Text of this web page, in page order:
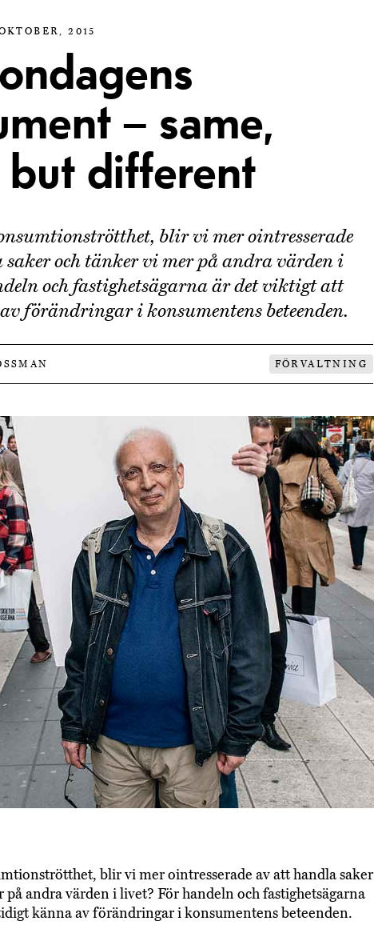
2015
– same,
but different
blir vi mer ointresserade
och tänker vi mer på andra värden i
och fastighetsägarna är det viktigt att
förändringar i konsumentens beteenden.
FÖRVALTNING
blir vi mer ointresserade av att handla saker
andra värden i livet? För handeln och fastighetsägarna
känna av förändringar i konsumentens beteenden.